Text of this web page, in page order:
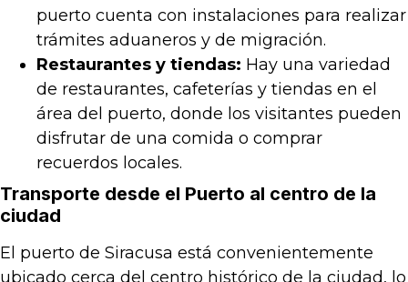
puerto cuenta con instalaciones para realizar
trámites aduaneros y de migración.
Restaurantes y tiendas: Hay una variedad
de restaurantes, cafeterías y tiendas en el
área del puerto, donde los visitantes pueden
disfrutar de una comida o comprar
recuerdos locales.
Transporte desde el Puerto al centro de la
ciudad
El puerto de Siracusa está convenientemente
ubicado cerca del centro histórico de la ciudad, lo